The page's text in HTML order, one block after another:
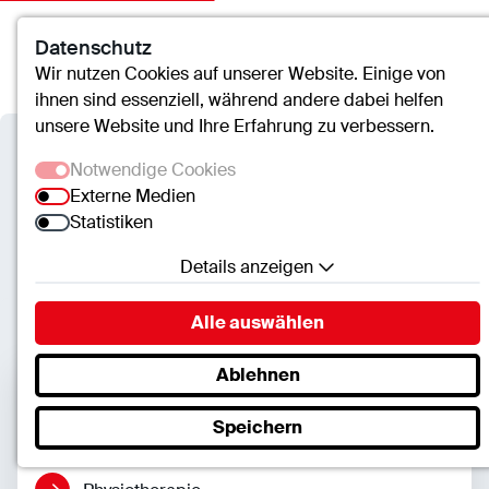
Kontakt Suche Menü
Therapie
Verbundkrankenhaus
Bernkastel/Wittlich
Datenschutz
Wir nutzen Cookies auf unserer Website. Einige von
ihnen sind essenziell, während andere dabei helfen
unsere Website und Ihre Erfahrung zu verbessern.
Notwendige Cookies
Externe Medien
Statistiken
Details anzeigen
Notwendige Cookies
Essenzielle Cookies ermöglichen grundlegende
Funktionen und sind für die einwandfreie Funktion
der Website erforderlich.
SC.Cookie
Name:mscookie
Alle auswählen
Ablehnen
Speichern